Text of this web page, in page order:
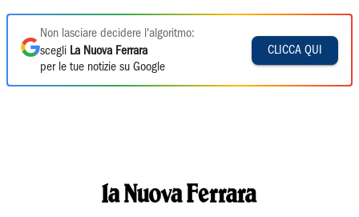
Non lasciare decidere l'algoritmo:
scegli La Nuova Ferrara
per le tue notizie su Google
CLICCA QUI